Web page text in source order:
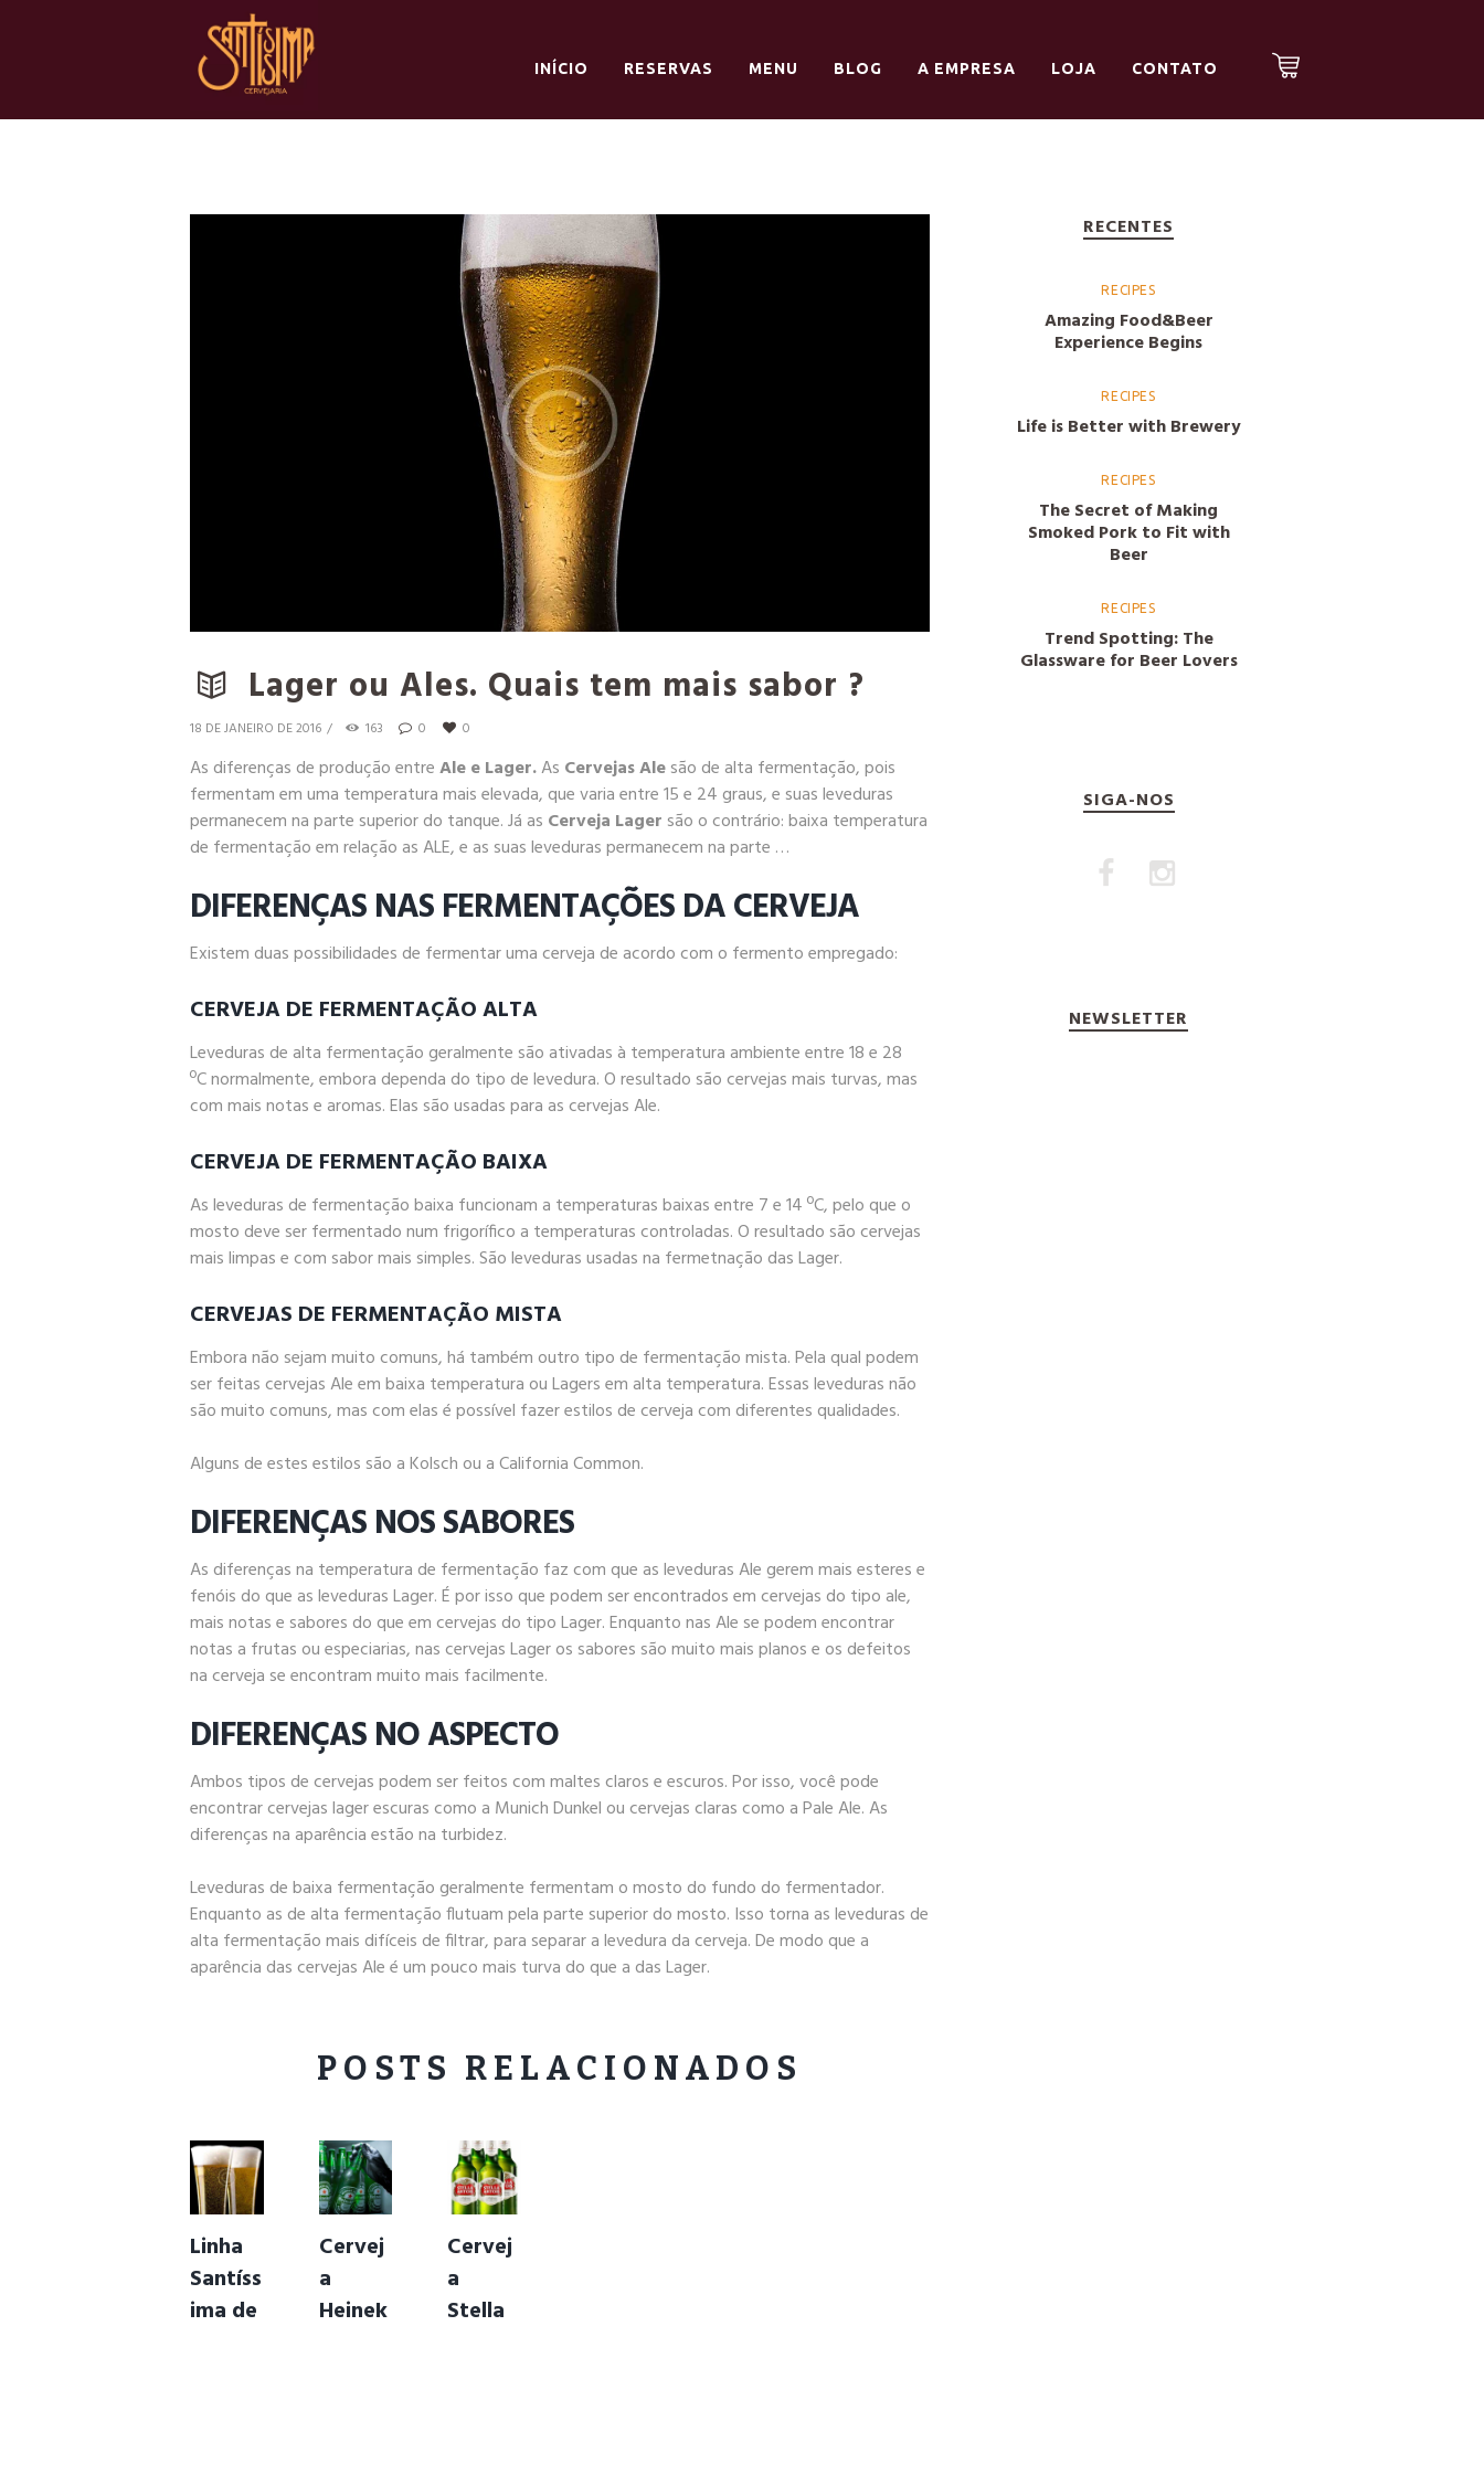
INÍCIO RESERVAS MENU BLOG A EMPRESA LOJA CONTATO
Lager ou Ales. Quais tem mais sabor ?
18 DE JANEIRO DE 2016 163 0 0
As diferenças de produção entreAle e Lager.As Cervejas Alesão de alta fermentação, pois
fermentam em uma temperatura mais elevada, que varia entre 15 e 24 graus, e suas leveduras
permanecem na parte superior do tanque. Já as Cerveja Lager são o contrário: baixa temperatura
de fermentação em relação as ALE, e as suas leveduras permanecem na parte …
DIFERENÇAS NAS FERMENTAÇÕES DA CERVEJA
Existem duas possibilidades de fermentar uma cerveja de acordo com o fermento empregado:
CERVEJA DE FERMENTAÇÃO ALTA
Leveduras de alta fermentação geralmente são ativadas à temperatura ambiente entre 18 e 28
ºC normalmente, embora dependa do tipo de levedura. O resultado são cervejas mais turvas, mas
com mais notas e aromas. Elas são usadas para as cervejas Ale.
CERVEJA DE FERMENTAÇÃO BAIXA
As leveduras de fermentação baixa funcionam a temperaturas baixas entre 7 e 14 ºC, pelo que o
mosto deve ser fermentado num frigorífico a temperaturas controladas. O resultado são cervejas
mais limpas e com sabor mais simples. São leveduras usadas na fermetnação das Lager.
CERVEJAS DE FERMENTAÇÃO MISTA
Embora não sejam muito comuns, há também outro tipo de fermentação mista. Pela qual podem
ser feitas cervejas Ale em baixa temperatura ou Lagers em alta temperatura. Essas leveduras não
são muito comuns, mas com elas é possível fazer estilos de cerveja com diferentes qualidades.
Alguns de estes estilos são a Kolsch ou a California Common.
DIFERENÇAS NOS SABORES
As diferenças na temperatura de fermentação faz com que as leveduras Ale gerem mais esteres e
fenóis do que as leveduras Lager. É por isso que podem ser encontrados em cervejas do tipo ale,
mais notas e sabores do que em cervejas do tipo Lager. Enquanto nas Ale se podem encontrar
notas a frutas ou especiarias, nas cervejas Lager os sabores são muito mais planos e os defeitos
na cerveja se encontram muito mais facilmente.
DIFERENÇAS NO ASPECTO
Ambos tipos de cervejas podem ser feitos com maltes claros e escuros. Por isso, você pode
encontrar cervejas lager escuras como a Munich Dunkel ou cervejas claras como a Pale Ale. As
diferenças na aparência estão na turbidez.
Leveduras de baixa fermentação geralmente fermentam o mosto do fundo do fermentador.
Enquanto as de alta fermentação flutuam pela parte superior do mosto. Isso torna as leveduras de
alta fermentação mais difíceis de filtrar, para separar a levedura da cerveja. De modo que a
aparência das cervejas Ale é um pouco mais turva do que a das Lager.
POSTS RELACIONADOS
Linha
Santíss
ima de
Cervej
a
Heinek
Cervej
a
Stella
RECENTES
RECIPES
Amazing Food&Beer
Experience Begins
RECIPES
Life is Better with Brewery
RECIPES
The Secret of Making
Smoked Pork to Fit with
Beer
RECIPES
Trend Spotting: The
Glassware for Beer Lovers
SIGA-NOS
NEWSLETTER